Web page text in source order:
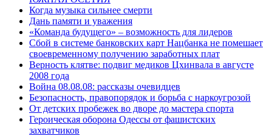
Когда музыка сильнее смерти
Дань памяти и уважения
«Команда будущего» – возможность для лидеров
Сбой в системе банковских карт Нацбанка не помешает
своевременному получению заработных плат
Верность клятве: подвиг медиков Цхинвала в августе
2008 года
Война 08.08.08: рассказы очевидцев
Безопасность, правопорядок и борьба с наркоугрозой
От детских пробежек во дворе до мастера спорта
Героическая оборона Одессы от фашистских
захватчиков